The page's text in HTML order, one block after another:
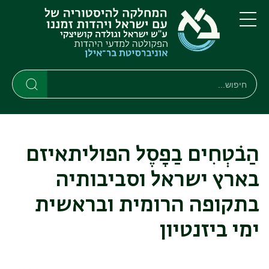
דילוג
לתוכן
העיקרי
דילוג
לתפריט
ניווט
ראשי
תפריט
חיפוש
חיפוש
הַבֹטְחִים בַפָסֶל הפוליתאיזם
בארץ ישראל וסביבותיה
בתקופה הרומית ובראשית
ימי ביזנטיון